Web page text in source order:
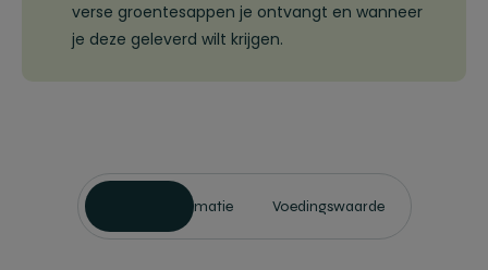
verse groentesappen je ontvangt en wanneer
je deze geleverd wilt krijgen.
Productinformatie Voedingswaarde